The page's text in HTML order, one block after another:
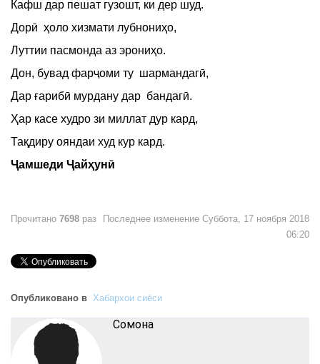
Кафш дар пешат гузошт, ки дер шуд.
Дорӣ ҳоло хизмати лубнониҳо,
Луттии пасмонда аз эрониҳо.
Дон, бувад фарҷоми ту шармандагӣ,
Дар ғарибӣ мурдану дар бандагӣ.
Ҳар касе худро зи миллат дур кард,
Тақдиру ояндаи худ кур кард.
Ҷамшеди Ҷайҳунӣ
Прочитано 7698 раз
Последнее изменение Суббота, 17 ноября 2018
06:20
Опубликовано в Хабархои сиёси
Cомона